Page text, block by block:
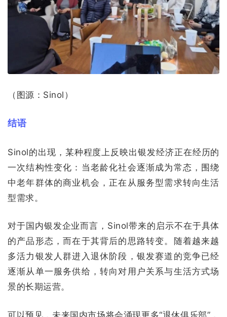
（图源：Sinol）
结语
Sinol的出现，某种程度上反映出银发经济正在经历的
一次结构性变化：当老龄化社会逐渐成为常态，围绕
中老年群体的商业机会，正在从服务型需求转向生活
型需求。
对于国内银发企业而言，Sinol带来的启示不在于具体
的产品形态，而在于其背后的思路转变。随着越来越
多活力银发人群进入退休阶段，银发赛道的竞争已经
逐渐从单一服务供给，转向对用户关系与生活方式场
景的长期运营。
可以预见，未来国内市场将会涌现更多“退休俱乐部”，